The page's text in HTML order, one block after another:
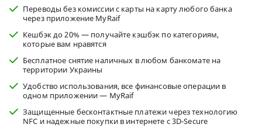
Переводы без комиссии с карты на карту любого банка
через приложение MyRaif
Кешбэк до 20% — получайте кэшбэк по категориям,
которые вам нравятся
Бесплатное снятие наличных в любом банкомате на
территории Украины
Удобство использования, все финансовые операции в
одном приложении — MyRaif
Защищенные бесконтактные платежи через технологию
NFC и надежные покупки в интернете с 3D-Secure